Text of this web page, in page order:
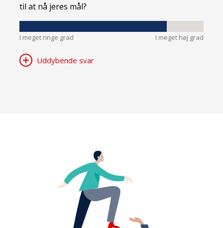
til at nå jeres mål?
I meget ringe grad I meget høj grad
Uddybende svar